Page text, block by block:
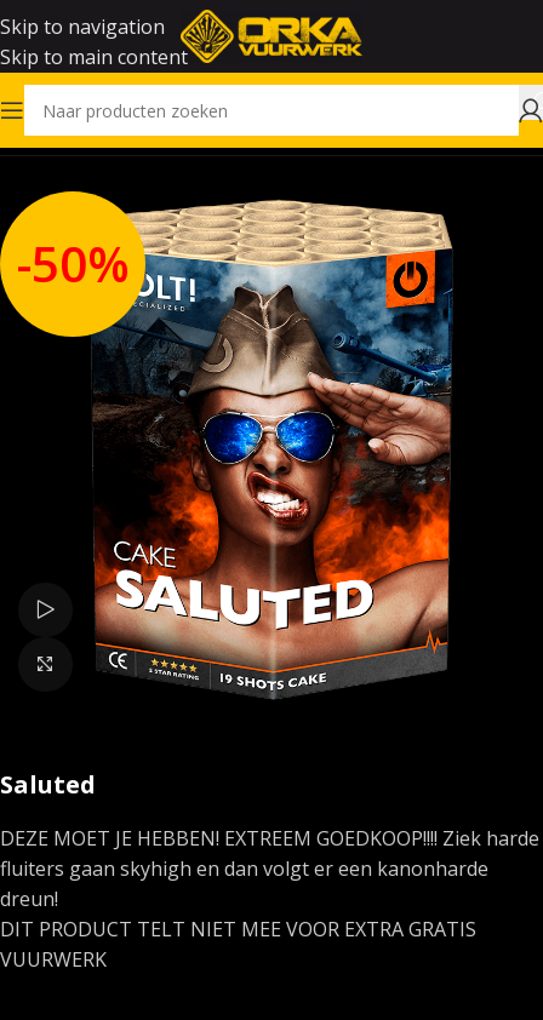
Skip to navigation
Skip to main content
Home Outlet
-50%
Bekijk video
Klik om te vergroten
Saluted
DEZE MOET JE HEBBEN! EXTREEM GOEDKOOP!!!! Ziek harde
fluiters gaan skyhigh en dan volgt er een kanonharde
dreun!
DIT PRODUCT TELT NIET MEE VOOR EXTRA GRATIS
VUURWERK